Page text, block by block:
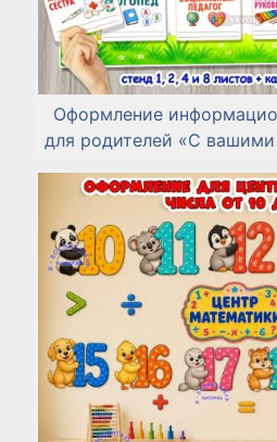
Оформление
для родителей «С